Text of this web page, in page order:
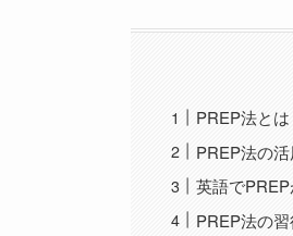
PREP法とは
PREP法の
英語で
PREP法の